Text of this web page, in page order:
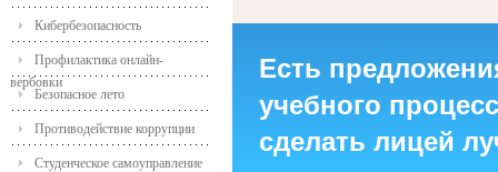
Кибербезопасность
Профилактика онлайн-
вербовки
Безопасное лето
Противодействие коррупции
Студенческое самоуправление
Есть
учебного
сделать лицей